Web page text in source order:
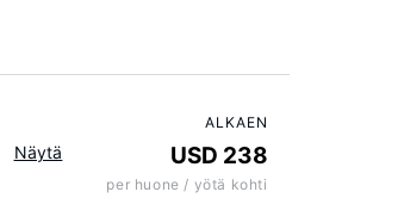
Näytä
ALKAEN
USD 238
per huone / yötä kohti